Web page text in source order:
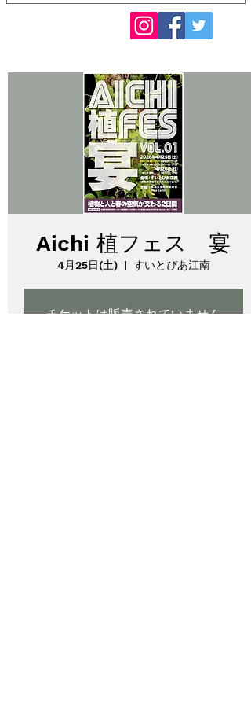
Aichi 植フェス 宴
4月25日(土)
  |
すいとぴあ江南
チケットは販売されていません